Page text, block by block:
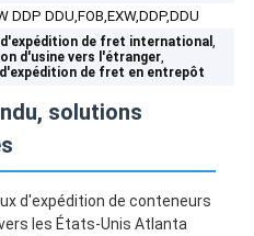
DDP DDU,FOB,EXW,DDP,DDU
d'expédition de fret international,
d'usine vers l'étranger,
de fret en entrepôt
solutions
d'expédition de conteneurs
les États-Unis Atlanta